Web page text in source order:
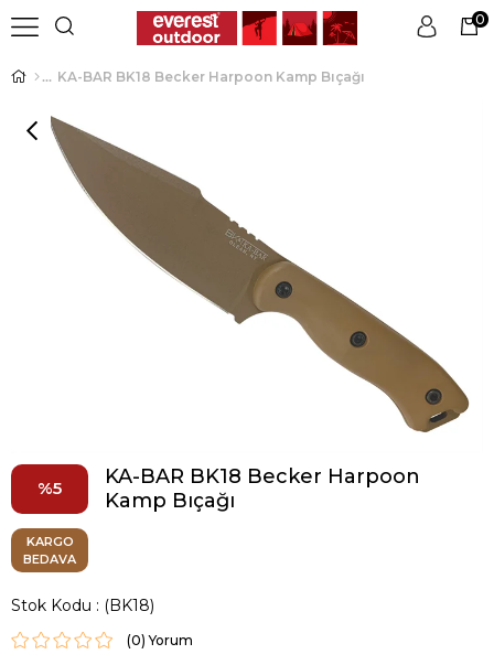
Üye Girişi Üye Ol
0
KA-BAR BK18 Becker Harpoon Kamp Bıçağı
5
KA-BAR BK18 Becker Harpoon
Kamp Bıçağı
KARGO
BEDAVA
Stok Kodu (BK18)
(0)